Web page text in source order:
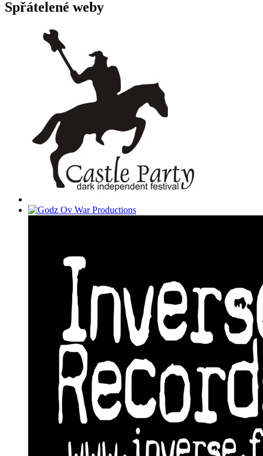
Spřátelené weby